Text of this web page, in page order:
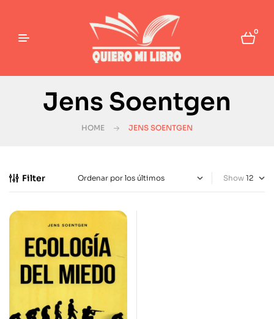
0
Jens Soentgen
HOME JENS SOENTGEN
Filter Show